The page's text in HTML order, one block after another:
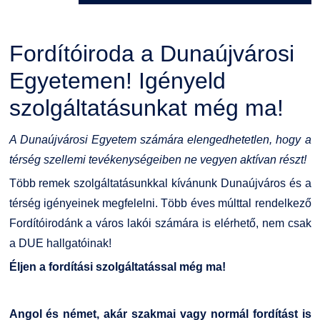
Felnőttképzés
Origó nyelvvizsga
Moodle
K+F+I
Érdekvédelmi testületek
Díjak, elismerések
Kapcsolat
Intézményi és Tanulmányi Tájékoztató
Együttműködő partnereink
Fordítóiroda a Dunaújvárosi
Egyetemen! Igényeld
szolgáltatásunkat még ma!
A Dunaújvárosi Egyetem számára elengedhetetlen, hogy a
térség szellemi tevékenységeiben ne vegyen aktívan részt!
Több remek szolgáltatásunkkal kívánunk Dunaújváros és a
térség igényeinek megfelelni. Több éves múlttal rendelkező
Fordítóirodánk a város lakói számára is elérhető, nem csak
a DUE hallgatóinak!
É ljen a fordítási szolgáltatással még ma!
Angol és német, akár szakmai vagy normál fordítást is